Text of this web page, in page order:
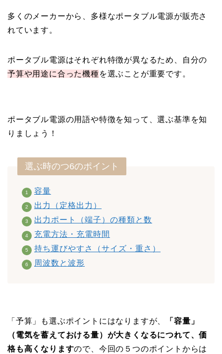
多くのメーカーから、多様なポータブル電源が販売さ
れています。
ポータブル電源はそれぞれ特徴が異なるため、自分の
予算や用途に合った機種を選ぶことが重要です。
ポータブル電源の用語や特徴を知って、選ぶ基準を知
りましょう！
選ぶ時のつ6のポイント
容量
出力（定格出力）
出力ポート（端子）の種類と数
充電方法・充電時間
持ち運びやすさ（サイズ・重さ）
周波数と波形
「予算」も選ぶポイントにはなりますが、
「容量」
（電気を蓄えておける量）が大きくなるにつれて、価
格も高くなりますので、今回の５つのポイントからは